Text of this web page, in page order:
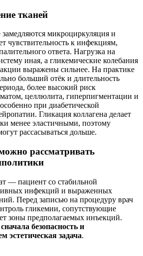
тканей
микроциркуляция и
чувствительность к инфекциям,
ответа. Нагрузка на
иная, а гликемические колебания
выражены сильнее. На практике
больший отёк и длительность
более высокий риск
целлюлита, гиперпигментации и
при диабетической
Гликация коллагена делает
менее эластичными, поэтому
рассасываться дольше.
рассматривать
— пациент со стабильной
инфекций и выраженных
Перед записью на процедуру врач
гликемии, сопутствующие
зоны предполагаемых инъекций.
безопасность и
эстетическая задача.